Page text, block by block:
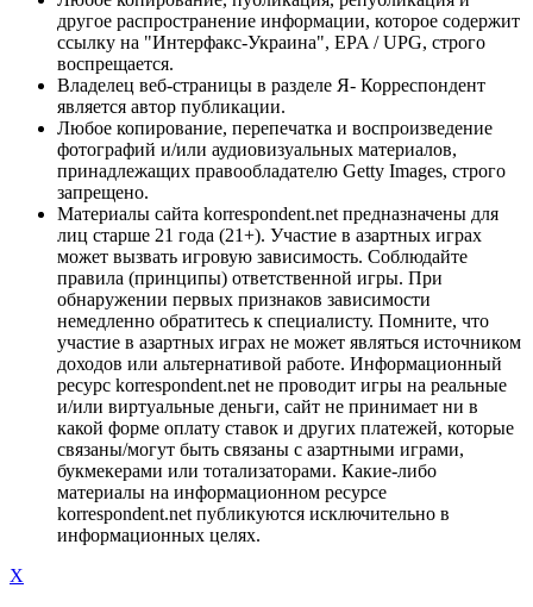
другое распространение информации, которое содержит
ссылку на "Интерфакс-Украина", EPA / UPG, строго
воспрещается.
Владелец веб-страницы в разделе Я- Корреспондент
является автор публикации.
Любое копирование, перепечатка и воспроизведение
фотографий и/или аудиовизуальных материалов,
принадлежащих правообладателю Getty Images, строго
запрещено.
Материалы сайта korrespondent.net предназначены для
лиц старше 21 года (21+). Участие в азартных играх
может вызвать игровую зависимость. Соблюдайте
правила (принципы) ответственной игры. При
обнаружении первых признаков зависимости
немедленно обратитесь к специалисту. Помните, что
участие в азартных играх не может являться источником
доходов или альтернативой работе. Информационный
ресурс korrespondent.net не проводит игры на реальные
и/или виртуальные деньги, сайт не принимает ни в
какой форме оплату ставок и других платежей, которые
связаны/могут быть связаны с азартными играми,
букмекерами или тотализаторами. Какие-либо
материалы на информационном ресурсе
korrespondent.net публикуются исключительно в
информационных целях.
X